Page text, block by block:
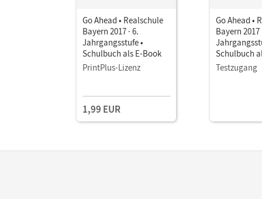
Go Ahead • Realschule
Bayern 2017 · 6.
Jahrgangsstufe •
Schulbuch als E-Book
PrintPlus-Lizenz
1,99 EUR
Go Ahead •
Bayern 2017
Schulbuch
Testzugang